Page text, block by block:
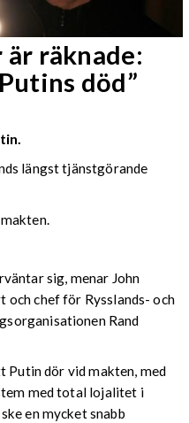
räknade:
död”
längst tjänstgörande
sig, menar John
och chef för Rysslands- och
Rand
Putin dör vid makten, med
med total lojalitet i
en mycket snabb